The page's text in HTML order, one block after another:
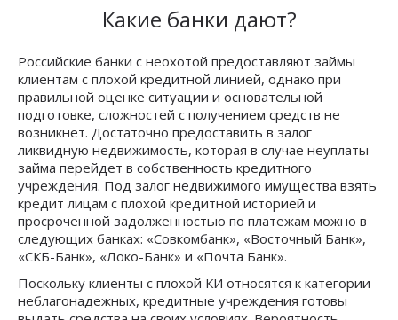
Какие банки дают?
Российские банки с неохотой предоставляют займы
клиентам с плохой кредитной линией, однако при
правильной оценке ситуации и основательной
подготовке, сложностей с получением средств не
возникнет. Достаточно предоставить в залог
ликвидную недвижимость, которая в случае неуплаты
займа перейдет в собственность кредитного
учреждения. Под залог недвижимого имущества взять
кредит лицам с плохой кредитной историей и
просроченной задолженностью по платежам можно в
следующих банках: «Совкомбанк», «Восточный Банк»,
«СКБ-Банк», «Локо-Банк» и «Почта Банк».
Поскольку клиенты с плохой КИ относятся к категории
неблагонадежных, кредитные учреждения готовы